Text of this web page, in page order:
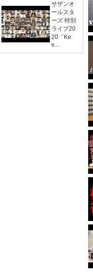
サザンオ
ールスタ
ーズ 特別
ライブ20
20「Ke
e...